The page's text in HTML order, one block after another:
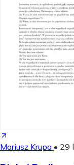
Mariusz Krupa • 29